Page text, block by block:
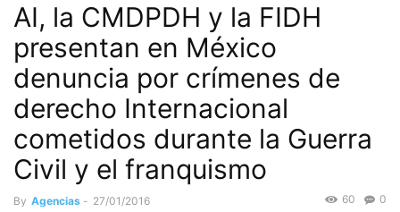
AI, la CMDPDH y la FIDH
presentan en México
denuncia por crímenes de
derecho Internacional
cometidos durante la Guerra
Civil y el franquismo
By Agencias - 27/01/2016 0
60